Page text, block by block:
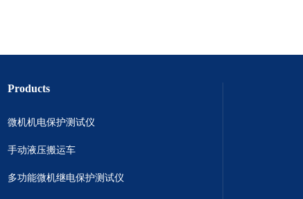
Products
微机机电保护测试仪
手动液压搬运车
多功能微机继电保护测试仪